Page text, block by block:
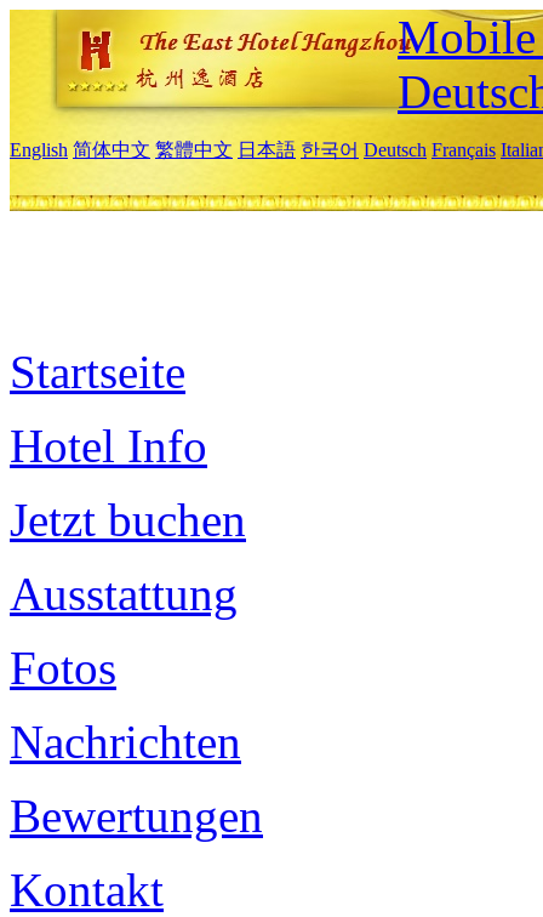
Mobile
English 简体中文 繁體中文 日本語 한국어 Deutsch Français
Startseite
Hotel Info
Jetzt buchen
Ausstattung
Fotos
Nachrichten
Bewertungen
Kontakt